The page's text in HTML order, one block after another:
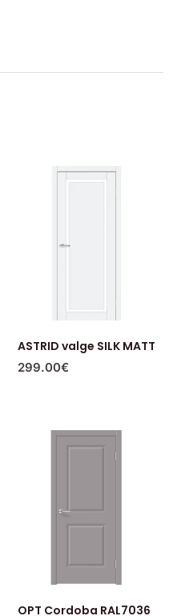
ASTRID valge SILK MATT
299.00€
OPT Cordoba RAL7036